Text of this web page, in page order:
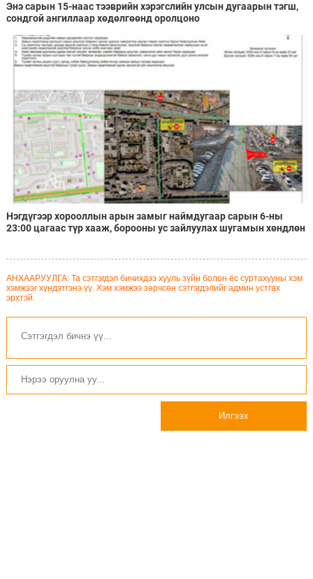
Энэ сарын 15-наас тээврийн хэрэгслийн улсын дугаарын тэгш,
сондгой ангиллаар хөдөлгөөнд оролцоно
Нэгдүгээр хорооллын арын замыг наймдугаар сарын 6-ны
23:00 цагаас түр хааж, борооны ус зайлуулах шугамын хөндлөн
АНХААРУУЛГА: Та сэтгэгдэл бичихдээ хууль зүйн болон ёс суртахууны хэм
хэмжээг хүндэтгэнэ үү. Хэм хэмжээ зөрчсөн сэтгэгдэлийг админ устгах
эрхтэй.
Илгээх